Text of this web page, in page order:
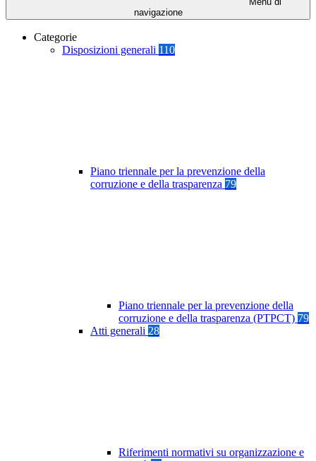
navigazione
Categorie
Disposizioni generali 110
Piano triennale per la prevenzione della
corruzione e della trasparenza 79
Piano triennale per la prevenzione della
corruzione e della trasparenza (PTPCT) 79
Atti generali 28
Riferimenti normativi su organizzazione e